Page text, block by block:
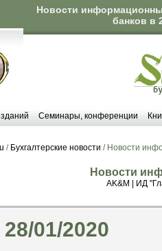
Новости
банков в
Семинары, конференции
/ Бухгалтерские новости / Новости
Новости
AK&M ИД
28/01/2020